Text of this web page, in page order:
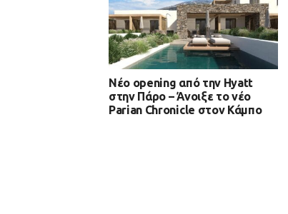
Νέο opening από την Hyatt
στην Πάρο – Άνοιξε το νέο
Parian Chronicle στον Κάμπο